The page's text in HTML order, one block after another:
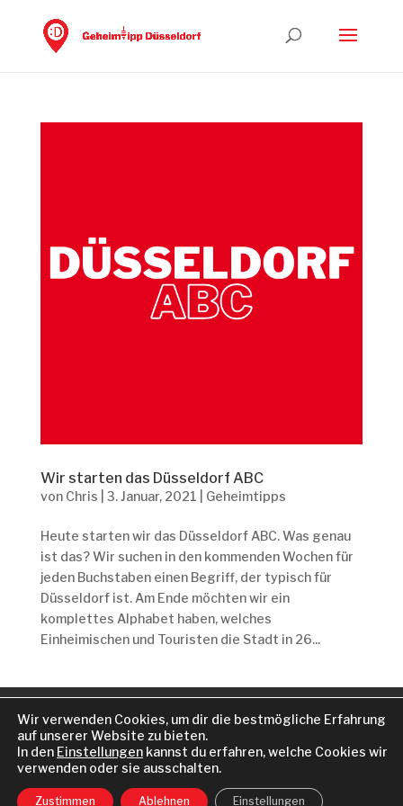
Wir starten das Düsseldorf ABC
von Chris 3. Januar, 2021 Geheimtipps
Heute starten wir das Düsseldorf ABC. Was genau
ist das? Wir suchen in den kommenden Wochen für
jeden Buchstaben einen Begriff, der typisch für
Düsseldorf ist. Am Ende möchten wir ein
komplettes Alphabet haben, welches
Einheimischen und Touristen die Stadt in 26...
KOOPERATION
DATENSCHUTZERKLÄRUNG
Wir verwenden Cookies, um dir die bestmögliche Erfahrung
auf unserer Website zu bieten.
In den Einstellungen kannst du erfahren, welche Cookies wir
verwenden oder sie ausschalten.
Zustimmen Ablehnen Einstellungen